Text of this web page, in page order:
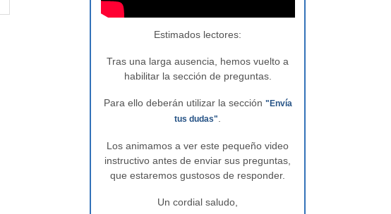
Estimados lectores:
Tras una larga ausencia, hemos vuelto a
habilitar la sección de preguntas.
Para ello deberán utilizar la sección "Envía
tus dudas"
Los animamos a ver este pequeño video
instructivo antes de enviar sus preguntas,
que estaremos gustosos de responder.
Un cordial saludo,